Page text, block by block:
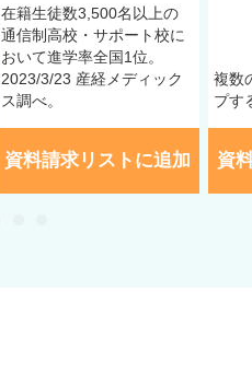
在籍⽣徒数3,500名以上の
通信制⾼校・サポート校に
おいて進学率全国1位。
2023/3/23 産経メディック
ス調べ。
資料請求リストに追加
複数
プす
資